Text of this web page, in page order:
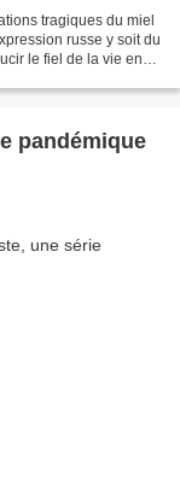
tragiques du miel
russe y soit du
le fiel de la vie en
pandémique